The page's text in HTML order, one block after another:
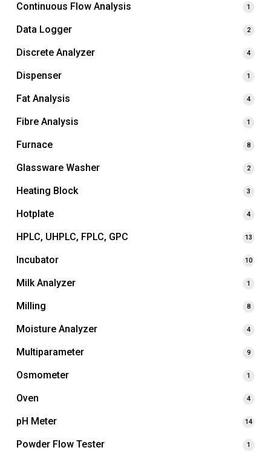
Continuous Flow Analysis 1
Data Logger 2
Discrete Analyzer 4
Dispenser 1
Fat Analysis 4
Fibre Analysis 1
Furnace 8
Glassware Washer 2
Heating Block 3
Hotplate 4
HPLC, UHPLC, FPLC, GPC 13
Incubator 10
Milk Analyzer 1
Milling 8
Moisture Analyzer 4
Multiparameter 9
Osmometer 1
Oven 4
pH Meter 14
Powder Flow Tester 1